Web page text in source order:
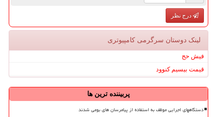
درج نظر
لینک دوستان سرگرمی كامپیوتری
فیش حج
قیمت بیسیم کنوود
پربیننده ترین ها
دستگاههای اجرایی موظف به استفاده از پیامرسان های بومی شدند